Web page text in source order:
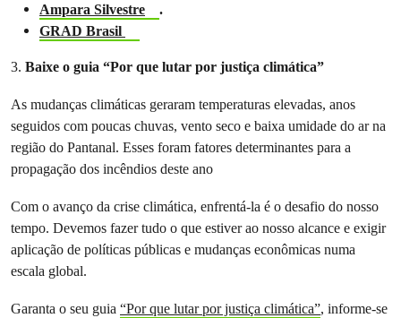
Ampara Silvestre
.
GRAD Brasil
3. Baixe o guia “Por que lutar por justiça climática”
As mudanças climáticas geraram temperaturas elevadas, anos
seguidos com poucas chuvas, vento seco e baixa umidade do ar na
região do Pantanal. Esses foram fatores determinantes para a
propagação dos incêndios deste ano
Com o avanço da crise climática, enfrentá-la é o desafio do nosso
tempo. Devemos fazer tudo o que estiver ao nosso alcance e exigir
aplicação de políticas públicas e mudanças econômicas numa
escala global.
Garanta o seu guia “Por que lutar por justiça climática”, informe-se